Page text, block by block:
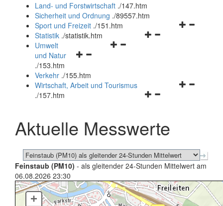
und
schließen
Land- und Forstwirtschaft ./147.htm
Sicherheit und Ordnung ./89557.htm
Navigationsmenü
Sport und Freizeit ./151.htm
Navigationsmenü
Statistik ./statistik.htm
Navigationsmenü
und
schließen
Umwelt
und Natur
./153.htm
Verkehr ./155.htm
Navigationsmenü
schließen
Wirtschaft, Arbeit und Tourismus
./157.htm
Aktuelle Messwerte
Feinstaub (PM10) - als gleitender 24-Stunden Mittelwert am
06.08.2026 23:30
+